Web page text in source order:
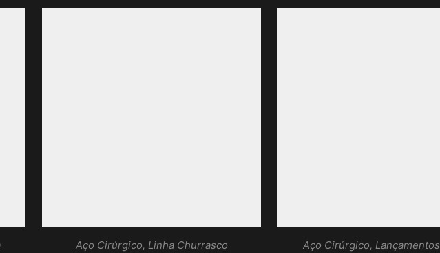
Aço Cirúrgico, Linha Churrasco
Aço Cirúrgico, Lançamentos